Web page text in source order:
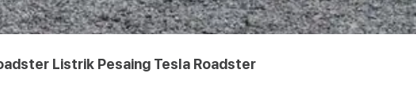
Listrik Pesaing Tesla Roadster